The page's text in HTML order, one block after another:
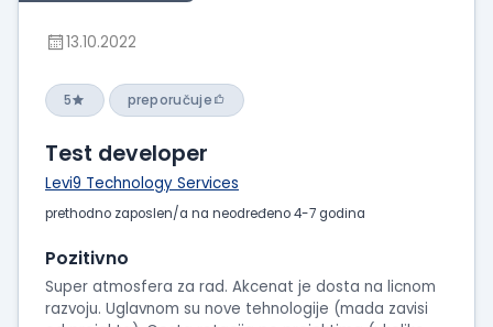
13.10.2022
5 preporučuje
Test developer
Levi9 Technology Services
prethodno zaposlen/a na neodređeno 4-7 godina
Pozitivno
Super atmosfera za rad. Akcenat je dosta na licnom
razvoju. Uglavnom su nove tehnologije (mada zavisi